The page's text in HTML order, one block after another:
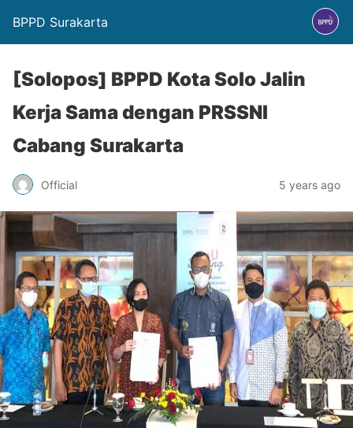
BPPD Surakarta
[Solopos] BPPD Kota Solo Jalin
Kerja Sama dengan PRSSNI
Cabang Surakarta
Official 5 years ago